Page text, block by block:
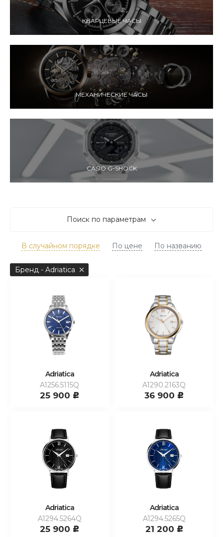
КВАРЦЕВЫЕ ЧАСЫ
МЕХАНИЧЕСКИЕ ЧАСЫ
CASIO G-SHOCK
Поиск по параметрам
В случайном порядке По цене По названию
Бренд - Adriatica
Adriatica
A1256.5115Q
25 900 c
Adriatica
A1290.2163Q
36 900 c
Adriatica
A1294.5264Q
25 900 c
Adriatica
A1294.5265Q
21 200 c